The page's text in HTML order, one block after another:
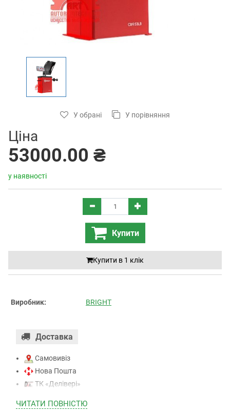
У обрані У порівняння
Ціна
53000.00 ₴
у наявності
Купити
Купити в 1 клiк
Виробник: BRIGHT
Доставка
Самовивіз
Нова Пошта
ТК «Делівері»
ТК “Justin”
ЧИТАТИ ПОВНIСТЮ